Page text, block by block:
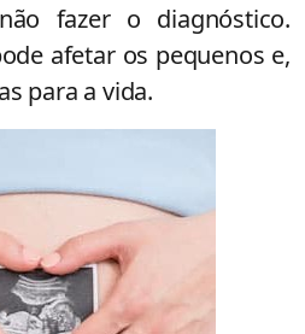
fazer o diagnóstico.
afetar os pequenos e,
para a vida.